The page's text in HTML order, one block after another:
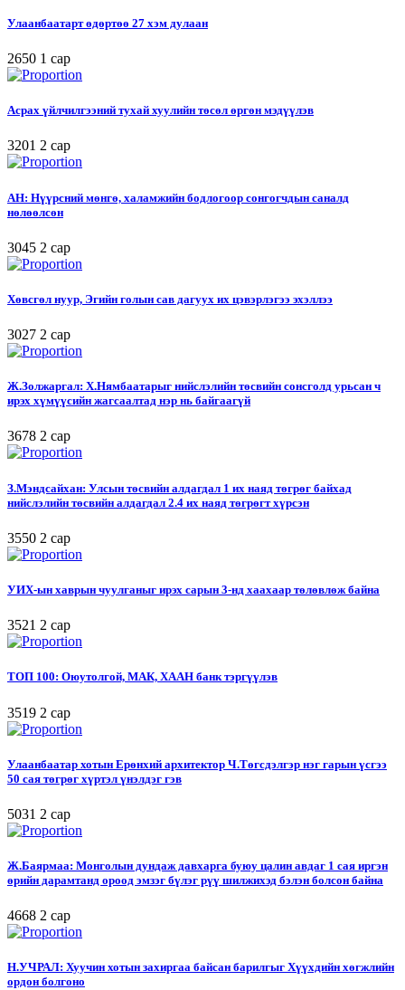
Улаанбаатарт өдөртөө 27 хэм дулаан
2650 1 сар
Асрах үйлчилгээний тухай хуулийн төсөл өргөн мэдүүлэв
3201 2 сар
АН: Нүүрсний мөнгө, халамжийн бодлогоор сонгогчдын саналд
нөлөөлсөн
3045 2 сар
Хөвсгөл нуур, Эгийн голын сав дагуух их цэвэрлэгээ эхэллээ
3027 2 сар
Ж.Золжаргал: Х.Нямбаатарыг нийслэлийн төсвийн сонсголд урьсан ч
ирэх хүмүүсийн жагсаалтад нэр нь байгаагүй
3678 2 сар
З.Мэндсайхан: Улсын төсвийн алдагдал 1 их наяд төгрөг байхад
нийслэлийн төсвийн алдагдал 2.4 их наяд төгрөгт хүрсэн
3550 2 сар
УИХ-ын хаврын чуулганыг ирэх сарын 3-нд хаахаар төлөвлөж байна
3521 2 сар
ТОП 100: Оюутолгой, МАК, ХААН банк тэргүүлэв
3519 2 сар
Улаанбаатар хотын Ерөнхий архитектор Ч.Төгсдэлгэр нэг гарын үсгээ
50 сая төгрөг хүртэл үнэлдэг гэв
5031 2 сар
Ж.Баярмаа: Монголын дундаж давхарга буюу цалин авдаг 1 сая иргэн
өрийн дарамтанд ороод эмзэг бүлэг рүү шилжихэд бэлэн болсон байна
4668 2 сар
Н.УЧРАЛ: Хуучин хотын захиргаа байсан барилгыг Хүүхдийн хөгжлийн
ордон болгоно